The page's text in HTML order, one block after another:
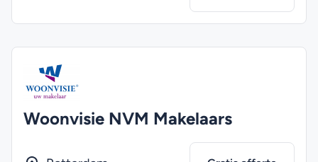
Woonvisie NVM Makelaars